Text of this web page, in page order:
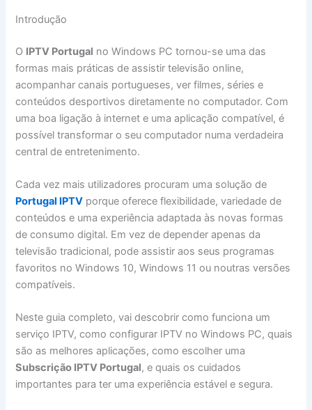
Introdução
O IPTV Portugal no Windows PC tornou-se uma das
formas mais práticas de assistir televisão online,
acompanhar canais portugueses, ver filmes, séries e
conteúdos desportivos diretamente no computador. Com
uma boa ligação à internet e uma aplicação compatível, é
possível transformar o seu computador numa verdadeira
central de entretenimento.
Cada vez mais utilizadores procuram uma solução de
Portugal IPTV porque oferece flexibilidade, variedade de
conteúdos e uma experiência adaptada às novas formas
de consumo digital. Em vez de depender apenas da
televisão tradicional, pode assistir aos seus programas
favoritos no Windows 10, Windows 11 ou noutras versões
compatíveis.
Neste guia completo, vai descobrir como funciona um
serviço IPTV, como configurar IPTV no Windows PC, quais
são as melhores aplicações, como escolher uma
Subscrição IPTV Portugal, e quais os cuidados
importantes para ter uma experiência estável e segura.